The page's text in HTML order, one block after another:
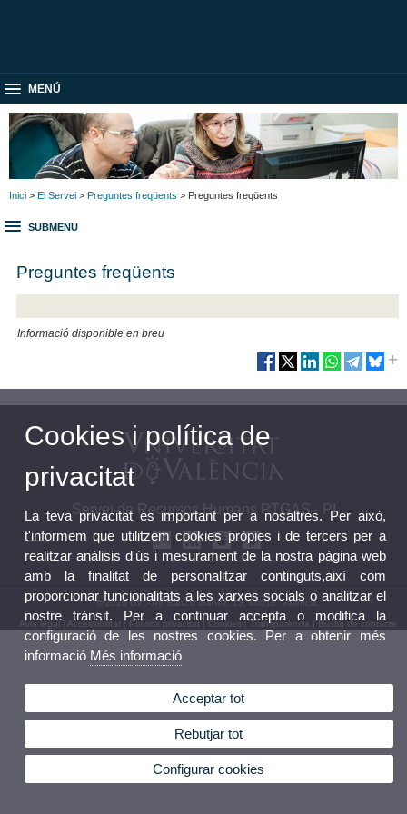
MENÚ
Inici > El Servei > Preguntes freqüents > Preguntes freqüents
SUBMENU
Preguntes freqüents
Informació disponible en breu
Servei de Recursos Humans PTGAS - PI
© 2026 UV. - Av. Blasco Ibañez, 13, 46010. València.
Avís legal| Accessibilitat | Política privacitat|Cookies|Transparència |Bústia de contacte
Cookies i política de
privacitat
La teva privacitat és important per a nosaltres. Per això,
t'informem que utilitzem cookies pròpies i de tercers per a
realitzar anàlisis d'ús i mesurament de la nostra pàgina web
amb la finalitat de personalitzar continguts,així com
proporcionar funcionalitats a les xarxes socials o analitzar el
nostre trànsit. Per a continuar accepta o modifica la
configuració de les nostres cookies. Per a obtenir més
informació Més informació
Acceptar tot
Rebutjar tot
Configurar cookies